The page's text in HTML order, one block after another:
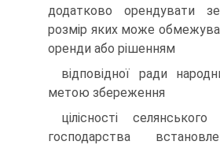
додатково орендувати
розмiр яких може
оренди або рiшенням
вiдповiдної ради
метою збереження
цiлiсностi селянського
господарства